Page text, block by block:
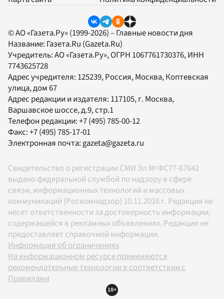
© АО «Газета.Ру» (1999-2026) – Главные новости дня
Название: Газета.Ru (Gazeta.Ru)
Учредитель:АО «Газета.Ру», ОГРН 1067761730376, ИНН
7743625728
Адрес учредителя: 125239, Россия, Москва, Коптевская
улица, дом 67
Адрес редакции и издателя: 117105, г. Москва,
Варшавское шоссе, д.9, стр.1
Телефон редакции:+7 (495) 785-00-12
Факс:+7 (495) 785-17-01
Электронная почта: gazeta@gazeta.ru
Свидетельство о регистрации СМИ Эл № ФС77-67642
выдано федеральной службой по надзору в сфере
связи, информационных технологий и массовых
коммуникаций (Роскомнадзор) 10.11.2016 г. Редакция не
несет ответственности за достоверность информации,
содержащейся в рекламных объявлениях. Редакция не
предоставляет справочной информации.
Информация об ограничениях
На информационном ресурсе применяются
рекомендательные технологии в соответствии с
Правилами
18+